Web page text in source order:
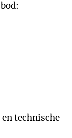
technische